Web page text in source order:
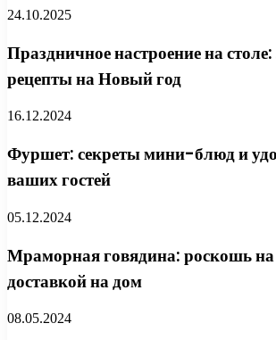
24.10.2025
Праздничное настроение на
рецепты на Новый год
16.12.2024
Фуршет: секреты мини-блюд и
ваших гостей
05.12.2024
Мраморная говядина: роскошь на
доставкой на дом
08.05.2024